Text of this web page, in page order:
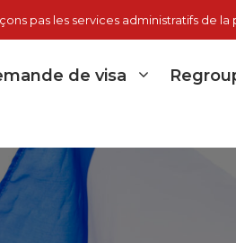
pas les services administratifs de
de visa